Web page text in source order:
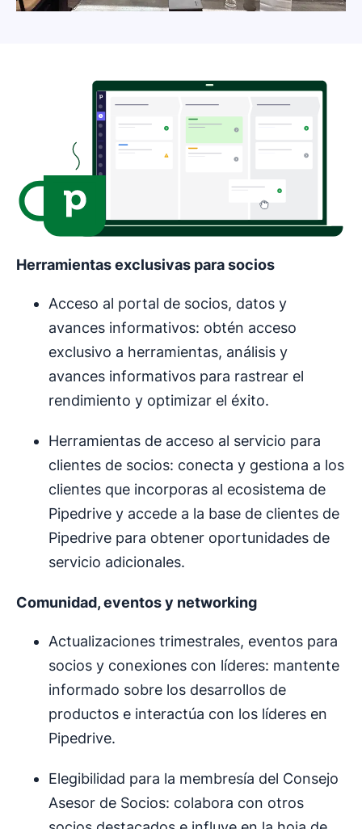
Herramientas exclusivas para socios
Acceso al portal de socios, datos y
avances informativos: obtén acceso
exclusivo a herramientas, análisis y
avances informativos para rastrear el
rendimiento y optimizar el éxito.
Herramientas de acceso al servicio para
clientes de socios: conecta y gestiona a los
clientes que incorporas al ecosistema de
Pipedrive y accede a la base de clientes de
Pipedrive para obtener oportunidades de
servicio adicionales.
Comunidad, eventos y networking
Actualizaciones trimestrales, eventos para
socios y conexiones con líderes: mantente
informado sobre los desarrollos de
productos e interactúa con los líderes en
Pipedrive.
Elegibilidad para la membresía del Consejo
Asesor de Socios: colabora con otros